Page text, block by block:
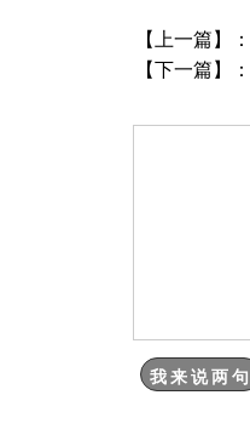
【上一篇】：
【下一篇】：